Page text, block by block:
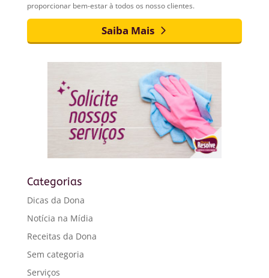
proporcionar bem-estar à todos os nosso clientes.
Saiba Mais
Categorias
Dicas da Dona
Notícia na Mídia
Receitas da Dona
Sem categoria
Serviços